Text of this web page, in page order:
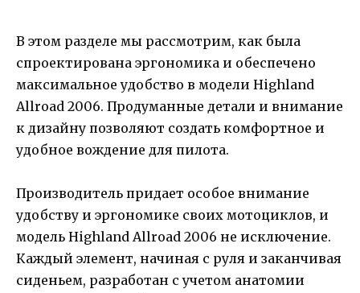
В этом разделе мы рассмотрим, как была
спроектирована эргономика и обеспечено
максимальное удобство в модели Highland
Allroad 2006. Продуманные детали и внимание
к дизайну позволяют создать комфортное и
удобное вождение для пилота.
Производитель придает особое внимание
удобству и эргономике своих мотоциклов, и
модель Highland Allroad 2006 не исключение.
Каждый элемент, начиная с руля и заканчивая
сиденьем, разработан с учетом анатомии